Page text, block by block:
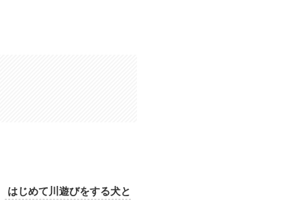
はじめて川遊びをする犬と